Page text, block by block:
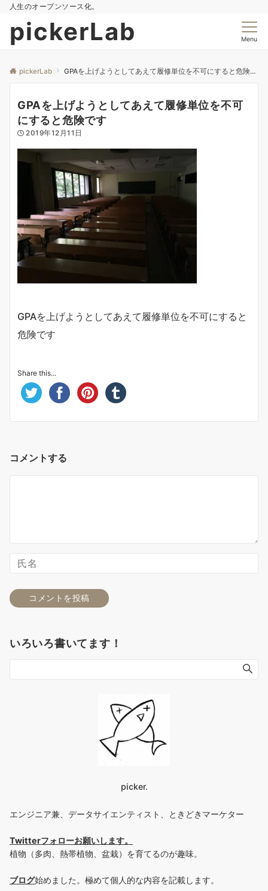
人生のオープンソース化。
pickerLab Menu
pickerLab GPAを上げようとしてあえて履修単位を不可にすると危険です
GPAを上げようとしてあえて履修単位を不可
にすると危険です
2019年12月11日
GPAを上げようとしてあえて履修単位を不可にすると
危険です
Share this...
コメントする
いろいろ書いてます！
picker.
エンジニア兼、データサイエンティスト、ときどきマーケター
Twitterフォローお願いします。
植物（多肉、熱帯植物、盆栽）を育てるのが趣味。
ブログ始めました。極めて個人的な内容を記載します。